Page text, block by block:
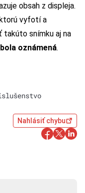
obsah z displeja.
vyfotí a
snímku aj na
oznámená.
Nahlásiť chybu